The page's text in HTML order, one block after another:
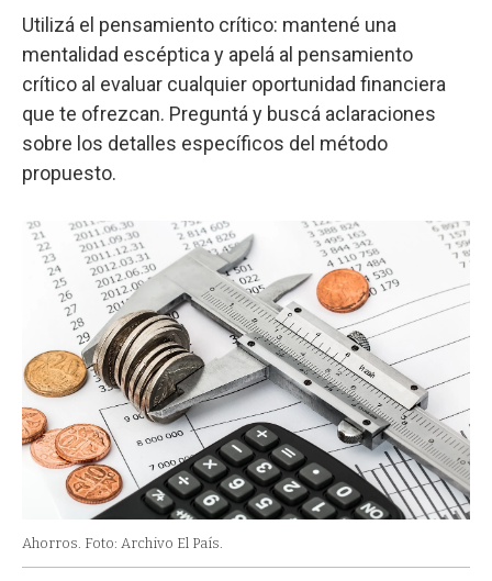
Utilizá el pensamiento crítico: mantené una
mentalidad escéptica y apelá al pensamiento
crítico al evaluar cualquier oportunidad financiera
que te ofrezcan. Preguntá y buscá aclaraciones
sobre los detalles específicos del método
propuesto.
Ahorros. Foto: Archivo El País.